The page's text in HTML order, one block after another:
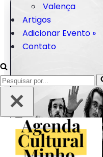
Valença
Artigos
Adicionar Evento »
Contato
Pesquisar
por...